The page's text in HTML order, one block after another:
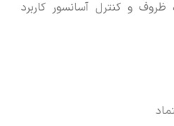
ظروف و کنترل آسانسور کاربرد